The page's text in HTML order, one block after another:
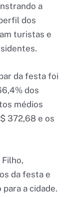
a
dos
turistas e
da festa foi
dos
médios
372,68 e os
da festa e
a cidade.